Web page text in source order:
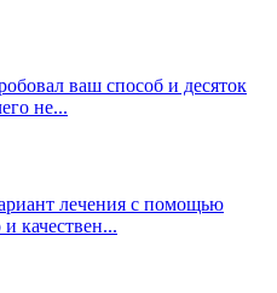
ваш способ и десяток
не...
лечения с помощью
качествен...